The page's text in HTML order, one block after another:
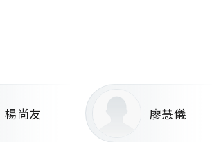
楊尚友 廖慧儀